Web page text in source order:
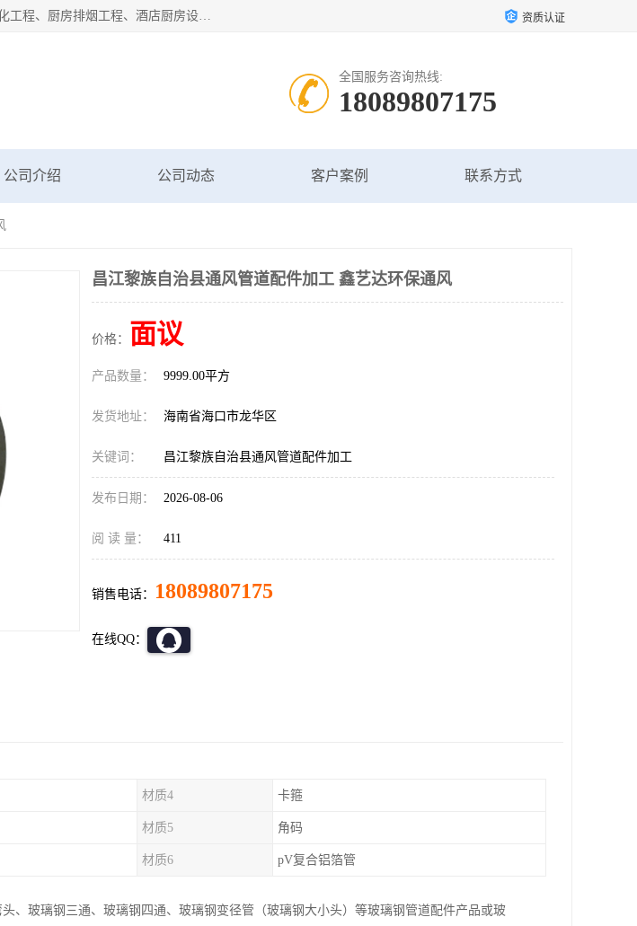
海南鑫艺达通风设备有限公司是一家海南通风设备工厂，主要从事：消防排烟工程、油烟净化工程、厨房排烟工程、酒店厨房设备、新风排风系统、镀锌铁皮管道加工、暖通工程、通风管道安装、消防火阀百叶风口等业务。公司拥有管道及配件一体化工厂生产线，良好的售后服务，良好的设计团队，良好的施工团队、良好管理人员，掌握畅通丰富的信息、市场渠道。 资质认证
全国服务咨询热线:
18089807175
公司介绍 公司动态 客户案例 联系方式
昌江黎族自治县通风管道配件加工 鑫艺达环保通风
价格： 面议
产品数量： 9999.00平方
发货地址： 海南省海口市龙华区
关键词： 昌江黎族自治县通风管道配件加工
发布日期： 2026-08-06
阅 读 量： 411
销售电话： 18089807175
在线QQ：
材质4 卡箍
材质5 角码
材质6 pV复合铝箔管
、玻璃钢三通、玻璃钢四通、玻璃钢变径管（玻璃钢大小头）等玻璃钢管道配件产品或玻